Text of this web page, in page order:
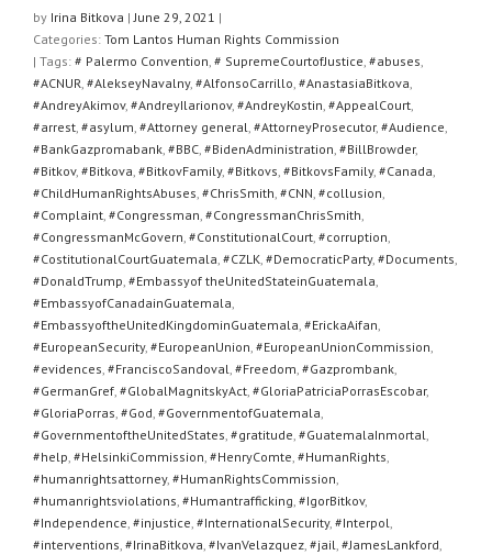
at
s
A
p
p
c
e
b
o
o
k
tt
er
ar
e
by Irina Bitkova | June 29, 2021 |
Categories: Tom Lantos Human Rights Commission
| Tags: # Palermo Convention, # SupremeCourtofJustice, #abuses,
#ACNUR, #AlekseyNavalny, #AlfonsoCarrillo, #AnastasiaBitkova,
#AndreyAkimov, #AndreyIlarionov, #AndreyKostin, #AppealCourt,
#arrest, #asylum, #Attorney general, #AttorneyProsecutor, #Audience,
#BankGazpromabank, #BBC, #BidenAdministration, #BillBrowder,
#Bitkov, #Bitkova, #BitkovFamily, #Bitkovs, #BitkovsFamily, #Canada,
#ChildHumanRightsAbuses, #ChrisSmith, #CNN, #collusion,
#Complaint, #Congressman, #CongressmanChrisSmith,
#CongressmanMcGovern, #ConstitutionalCourt, #corruption,
#CostitutionalCourtGuatemala, #CZLK, #DemocraticParty, #Documents,
#DonaldTrump, #Embassyof theUnitedStateinGuatemala,
#EmbassyofCanadainGuatemala,
#EmbassyoftheUnitedKingdominGuatemala, #ErickaAifan,
#EuropeanSecurity, #EuropeanUnion, #EuropeanUnionCommission,
#evidences, #FranciscoSandoval, #Freedom, #Gazprombank,
#GermanGref, #GlobalMagnitskyAct, #GloriaPatriciaPorrasEscobar,
#GloriaPorras, #God, #GovernmentofGuatemala,
#GovernmentoftheUnitedStates, #gratitude, #GuatemalaInmortal,
#help, #HelsinkiCommission, #HenryComte, #HumanRights,
#humanrightsattorney, #HumanRightsCommission,
#humanrightsviolations, #Humantrafficking, #IgorBitkov,
#Independence, #injustice, #InternationalSecurity, #Interpol,
#interventions, #IrinaBitkova, #IvanVelazquez, #jail, #JamesLankford,